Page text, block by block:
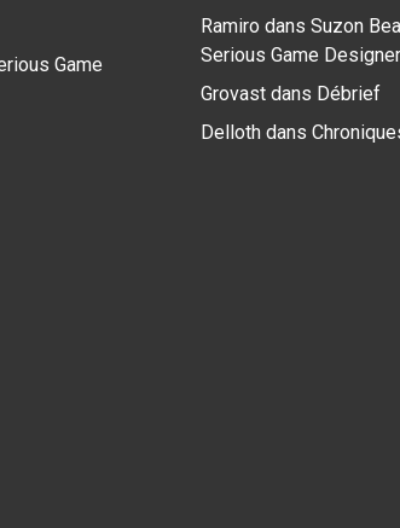
Game
Ramiro dans Suzon
Serious Game
Grovast dans Débrief
Delloth dans